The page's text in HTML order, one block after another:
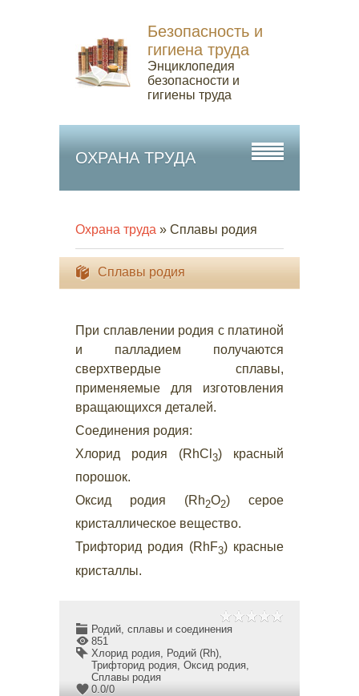
Безопасность и
гигиена труда
Энциклопедия
безопасности и
гигиены труда
ОХРАНА ТРУДА
Охрана труда » Сплавы родия
Сплавы родия
При сплавлении родия с платиной
и палладием получаются
сверхтвердые сплавы,
применяемые для изготовления
вращающихся деталей.
Соединения родия:
Хлорид родия (RhCl 3) красный
порошок.
Оксид родия (Rh2O2) серое
кристаллическое вещество.
Трифторид родия (RhF3) красные
кристаллы.
Родий, сплавы и соединения
851
Хлорид родия, Родий (Rh),
Трифторид родия, Оксид родия,
Сплавы родия
0.0/0